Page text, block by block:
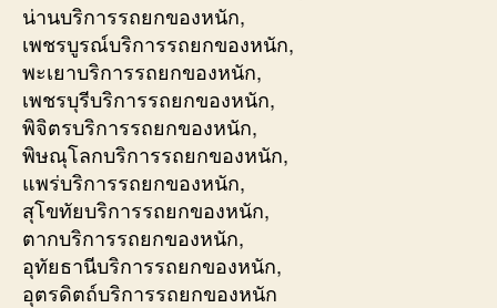
น่านบริการรถยกของหนัก,
เพชรบูรณ์บริการรถยกของหนัก,
พะเยาบริการรถยกของหนัก,
เพชรบุรีบริการรถยกของหนัก,
พิจิตรบริการรถยกของหนัก,
พิษณุโลกบริการรถยกของหนัก,
แพร่บริการรถยกของหนัก,
สุโขทัยบริการรถยกของหนัก,
ตากบริการรถยกของหนัก,
อุทัยธานีบริการรถยกของหนัก,
อุตรดิตถ์บริการรถยกของหนัก